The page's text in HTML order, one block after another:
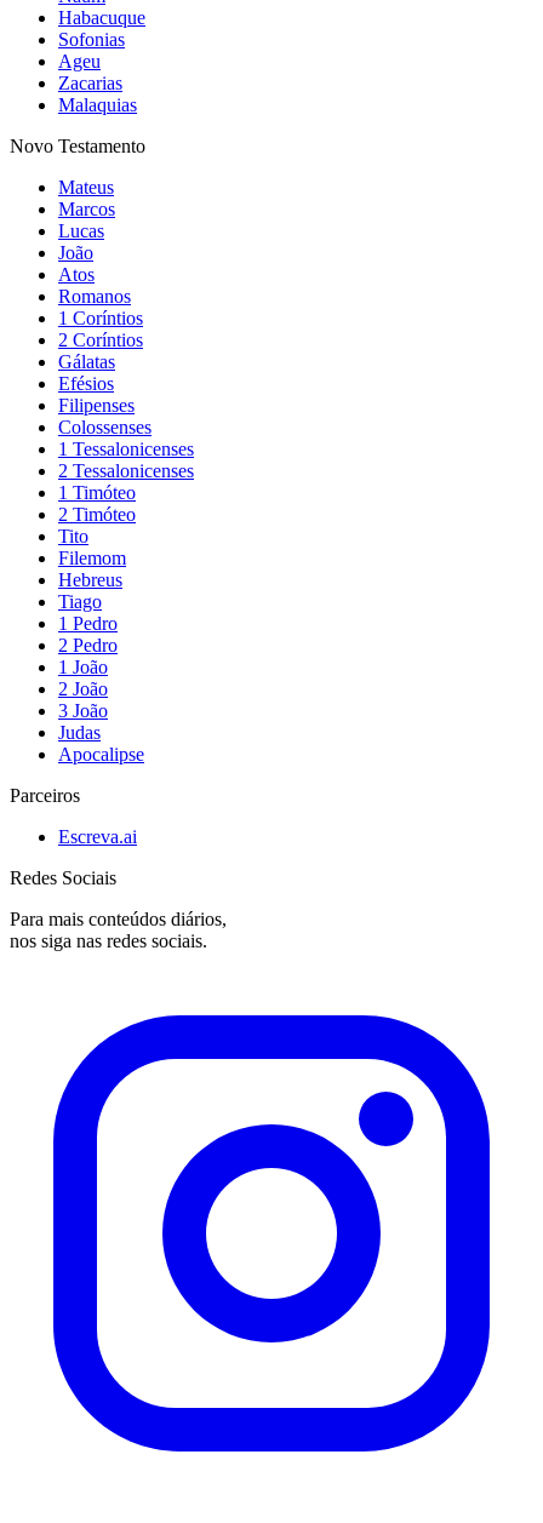
Habacuque
Sofonias
Ageu
Zacarias
Malaquias
Novo Testamento
Mateus
Marcos
Lucas
João
Atos
Romanos
1 Coríntios
2 Coríntios
Gálatas
Efésios
Filipenses
Colossenses
1 Tessalonicenses
2 Tessalonicenses
1 Timóteo
2 Timóteo
Tito
Filemom
Hebreus
Tiago
1 Pedro
2 Pedro
1 João
2 João
3 João
Judas
Apocalipse
Parceiros
Escreva.ai
Redes Sociais
Para mais conteúdos diários,
nos siga nas redes sociais.